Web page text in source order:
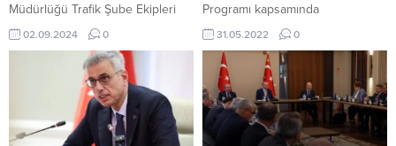
Müdürlüğü Trafik Şube Ekipleri
traktör sahiplerine reflektör
dağıtımı yaptı. 2 Eylül 2024, 22:05
yayınlandı ARDAHAN-BHA
Ardahan trafiğinde güvenliği
sağlamak amacıyla, Emniyet
Müdürlüğü Trafik Şube Ekipleri
yol denetimlerinde durdurduğu
02.09.2024 0
Programı kapsamında
gerçekleştirilen ‘Şehzadeler
Şehrinden Sahabeler Diyarı
Adıyaman’a Şiirsel Seyahat’
projesi kapsamında Adıyaman’a
gelen Amasyalı öğrenciler
Belediye Başkanı Dr. Süleyman
Kılınç’ı ziyaret etti. Evliya Çelebi
31.05.2022 0